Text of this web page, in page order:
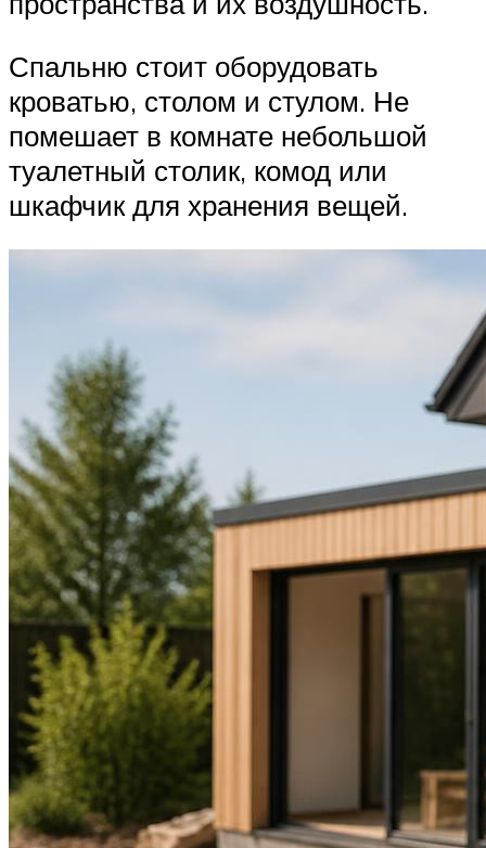
Спальню стоит оборудовать
кроватью, столом и стулом. Не
помешает в комнате небольшой
туалетный столик, комод или
шкафчик для хранения вещей.